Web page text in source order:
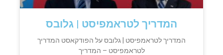
המדריך לטראמפיסט | גלובס
המדריך לטראמפיסט | גלובס על הפודקאסט המדריך
לטראמפיסט – המדריך